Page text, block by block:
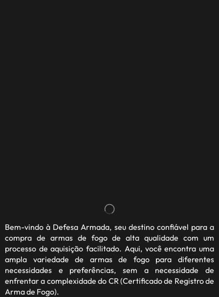
Bem-vindo à Defesa Armada, seu destino confiável para a
compra de armas de fogo de alta qualidade com um
processo de aquisição facilitado. Aqui, você encontra uma
ampla variedade de armas de fogo para diferentes
necessidades e preferências, sem a necessidade de
enfrentar a complexidade do CR (Certificado de Registro de
Arma de Fogo).